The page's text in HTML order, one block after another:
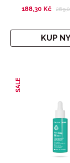
188,30 Kč Price
KUP
SALE